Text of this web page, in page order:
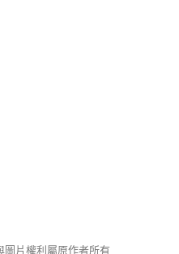
圖片權利屬原作者所有